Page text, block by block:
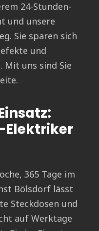
24-Stunden-
und unsere
Sie sparen sich
und
Mit uns sind Sie
Elektriker
365 Tage im
Bölsdorf lässt
Steckdosen und
auf Werktage